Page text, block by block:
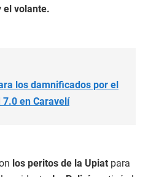
el volante.
los damnificados por el
en Caravelí
los peritos de la Upiat para